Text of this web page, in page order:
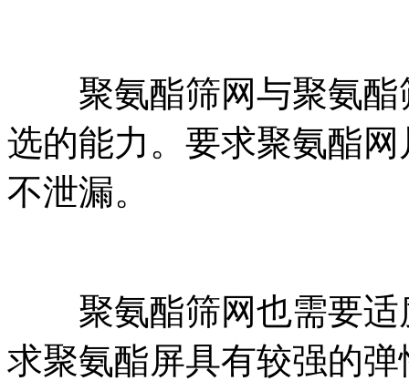
聚氨酯筛网与聚氨酯
选的能力。要求聚氨酯
不泄漏。
聚氨酯筛网也需要适
求聚氨酯屏具有较强的